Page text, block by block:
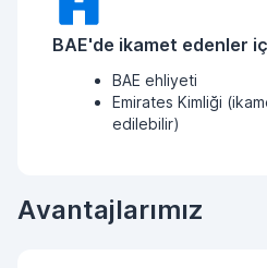
BAE'de ikamet edenler
BAE ehliyeti
Emirates Kimliği
edilebilir)
Avantajlarımız